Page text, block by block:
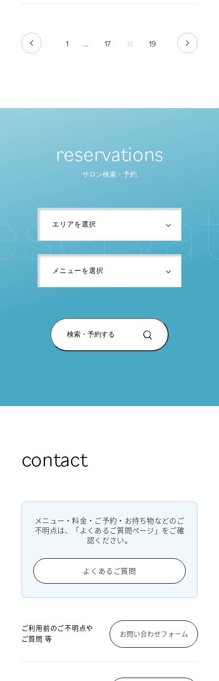
PREV 1 … 17 18 19 NEXT
reservations
サロン検索・予約
検索・予約する
serva
contact
メニュー・料金・ご予約・お持ち物などのご
不明点は、「よくあるご質問ページ」をご確
認ください。
よくあるご質問
ご利用前のご不明点や
ご質問 等
お問い合わせフォーム